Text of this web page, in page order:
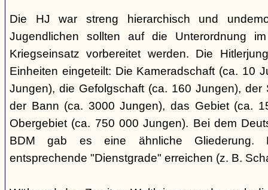
Die HJ war streng hierarchisch und
Jugendlichen sollten auf die Unterordnung
Kriegseinsatz vorbereitet werden. Die
Einheiten eingeteilt: Die Kameradschaft (ca. 10
Jungen), die Gefolgschaft (ca. 160 Jungen), der
der Bann (ca. 3000 Jungen), das Gebiet (ca.
Obergebiet (ca. 750 000 Jungen). Bei dem
BDM gab es eine ähnliche Gliederung.
entsprechende "Dienstgrade" erreichen (z. B.